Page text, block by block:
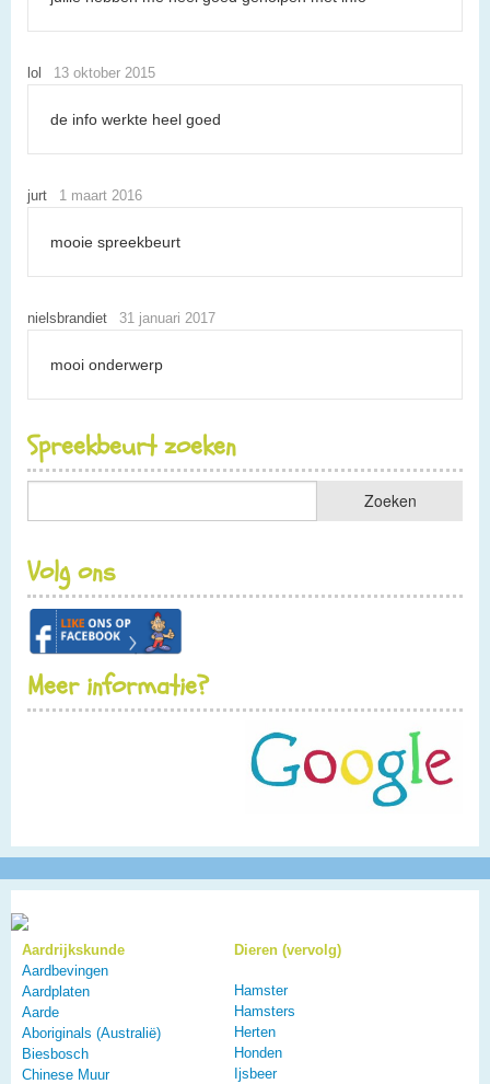
lol 13 oktober 2015
de info werkte heel goed
jurt 1 maart 2016
mooie spreekbeurt
nielsbrandiet 31 januari 2017
mooi onderwerp
Spreekbeurt zoeken
Volg ons
Meer informatie?
Aardrijkskunde
Aardbevingen
Aardplaten
Aarde
Aboriginals (Australië)
Biesbosch
Chinese Muur
Dieren (vervolg)
Hamster
Hamsters
Herten
Honden
Ijsbeer